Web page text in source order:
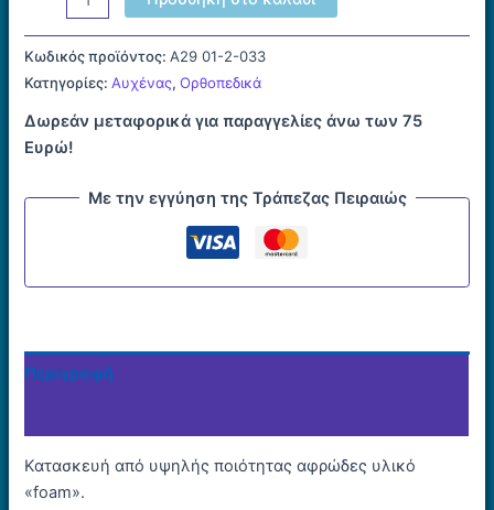
Κολάρο
Ημίσκληρο
ποσότητα
Κωδικός προϊόντος:Α29 01-2-033
Κατηγορίες:Αυχένας,Ορθοπεδικά
Δωρεάν μεταφορικά για παραγγελίες άνω των 75
Ευρώ!
Με την εγγύηση της Τράπεζας Πειραιώς
Περιγραφή
Κατασκευή από υψηλής ποιότητας αφρώδες υλικό
«foam».